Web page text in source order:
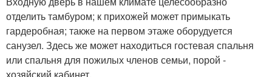
отделить тамбуром; к прихожей может примыкать
гардеробная; также на первом этаже оборудуется
санузел. Здесь же может находиться гостевая спальня
или спальня для пожилых членов семьи, порой -
хозяйский кабинет.